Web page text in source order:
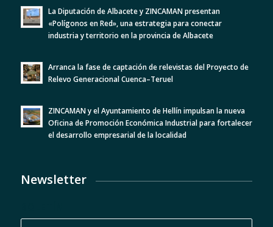
La Diputación de Albacete y ZINCAMAN presentan
«Polígonos en Red», una estrategia para conectar
industria y territorio en la provincia de Albacete
Arranca la fase de captación de relevistas del Proyecto de
Relevo Generacional Cuenca–Teruel
ZINCAMAN y el Ayuntamiento de Hellín impulsan la nueva
Oficina de Promoción Económica Industrial para fortalecer
el desarrollo empresarial de la localidad
Newsletter